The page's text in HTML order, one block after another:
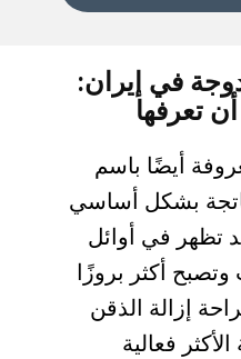
في إيران:
تعرفها
أيضًا باسم
بشكل أساسي
تظهر في أوائل
وتصبح أكثر بروزًا
إزالة الذقن
فعالية